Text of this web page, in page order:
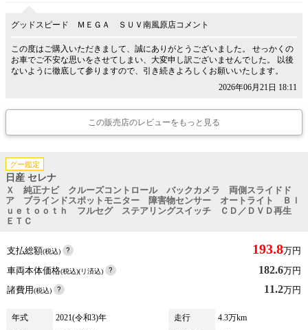
グッドスピード ＭＥＧＡ ＳＵＶ南風原店コメント
この度はご購入いただきまして、誠にありがとうございました。 せっかくの
お車でご不安な思いをさせてしまい、大変申し訳ございませんでした。 以後
ないように徹底して参りますので、引き続きよろしくお願いいたします。
2026年06月21日 18:11
この販売店のレビューをもっと見る
グー鑑定
日産 セレナ
Ｘ 純正ナビ クルーズコントロール バックカメラ 両側スライドド
ア ブラインドスポットモニター 障害物センサー オートライト Ｂｌ
ｕｅｔｏｏｔｈ フルセグ ステアリングスイッチ ＣＤ／ＤＶＤ再生
ＥＴＣ
支払総額(税込) 193.8万円
車両本体価格(税込)(リ済込) 182.6万円
諸費用(税込) 11.2万円
年式 2021(令和3)年 走行
4.3万km